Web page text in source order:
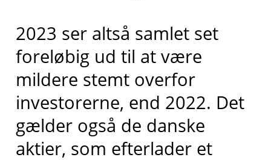
2023 ser altså samlet set
foreløbig ud til at være
mildere stemt overfor
investorerne, end 2022. Det
gælder også de danske
aktier, som efterlader et